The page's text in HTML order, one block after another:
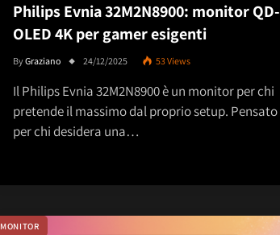
Philips Evnia 32M2N8900: monitor QD-
OLED 4K per gamer esigenti
ByGraziano 24/12/2025 53Views
Il Philips Evnia 32M2N8900 è un monitor per chi
pretende il massimo dal proprio setup. Pensato
per chi desidera una…
MONITOR